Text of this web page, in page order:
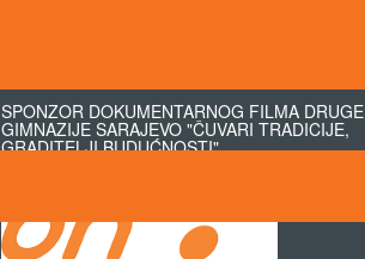
SPONZOR DOKUMENTARNOG FILMA DRUGE
GIMNAZIJE SARAJEVO "ČUVARI TRADICIJE,
GRADITELJI BUDUĆNOSTI"